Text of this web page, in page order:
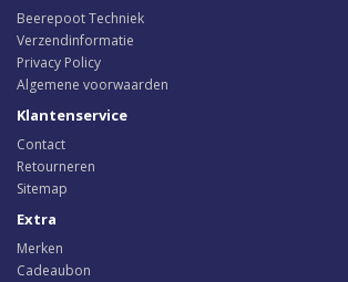
Beerepoot Techniek
Verzendinformatie
Privacy Policy
Algemene voorwaarden
Klantenservice
Contact
Retourneren
Sitemap
Extra
Merken
Cadeaubon